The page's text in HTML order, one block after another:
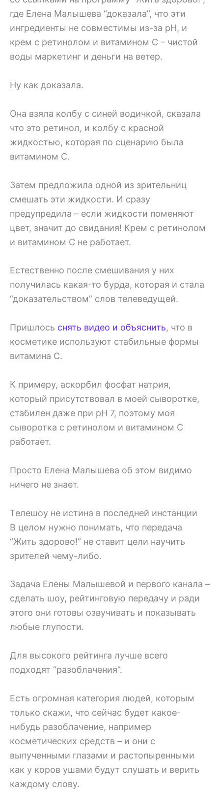
где Елена Малышева “доказала”, что эти
ингредиенты не совместимы из-за pH, и
крем с ретинолом и витамином С – чистой
воды маркетинг и деньги на ветер.
Ну как доказала.
Она взяла колбу с синей водичкой, сказала
что это ретинол, и колбу с красной
жидкостью, которая по сценарию была
витамином С.
Затем предложила одной из зрительниц
смешать эти жидкости. И сразу
предупредила – если жидкости поменяют
цвет, значит до свидания! Крем с ретинолом
и витамином С не работает.
Естественно после смешивания у них
получилась какая-то бурда, которая и стала
“доказательством” слов телеведущей.
Пришлось снять видео и объяснить, что в
косметике используют стабильные формы
витамина С.
К примеру, аскорбил фосфат натрия,
который присутствовал в моей сыворотке,
стабилен даже при pH 7, поэтому моя
сыворотка с ретинолом и витамином С
работает.
Просто Елена Малышева об этом видимо
ничего не знает.
Телешоу не истина в последней инстанции
В целом нужно понимать, что передача
“Жить здорово!” не ставит цели научить
зрителей чему-либо.
Задача Елены Малышевой и первого канала –
сделать шоу, рейтинговую передачу и ради
этого они готовы озвучивать и показывать
любые глупости.
Для высокого рейтинга лучше всего
подходят “разоблачения”.
Есть огромная категория людей, которым
только скажи, что сейчас будет какое-
нибудь разоблачение, например
косметических средств – и они с
выпученными глазами и растопыренными
как у коров ушами будут слушать и верить
каждому слову.